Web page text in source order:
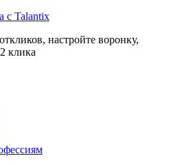
с Talantix
настройте воронку,
клика